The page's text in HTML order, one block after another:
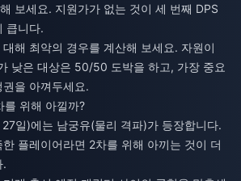
보세요. 지원가가 없는 것이 세 번째 DPS
큽니다.
해 최악의 경우를 계산해 보세요. 자원이
낮은 대상은 50/50 도박을 하고, 가장 중요
을 아껴두세요.
를 위해 아낄까?
일)에는 남궁유(물리 격파)가 등장합니다.
플레이어라면 2차를 위해 아끼는 것이 더
.